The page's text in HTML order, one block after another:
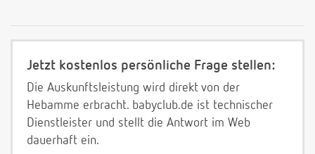
Jetzt kostenlos persönliche Frage stellen:
Die Auskunftsleistung wird direkt von der
Hebamme erbracht. babyclub.de ist technischer
Dienstleister und stellt die Antwort im Web
dauerhaft ein.